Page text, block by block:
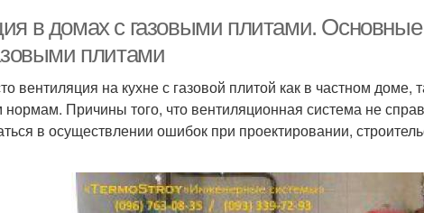
в домах с газовыми плитами.
плитами
вентиляция на кухне с газовой плитой как в частном доме,
Причины того, что вентиляционная система не
в осуществлении ошибок при проектировании,